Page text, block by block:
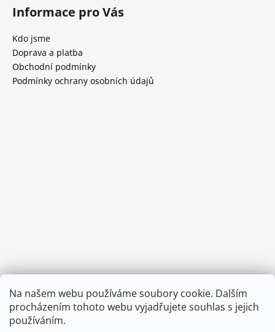
Na našem webu používáme soubory cookie. Dalším
procházením tohoto webu vyjadřujete souhlas s jejich
používáním.
Informace pro Vás
Kdo jsme
Doprava a platba
Obchodní podmínky
Podmínky ochrany osobních údajů
Provozní doba:
8.00 - 15.00 hod (pondělí - pátek)